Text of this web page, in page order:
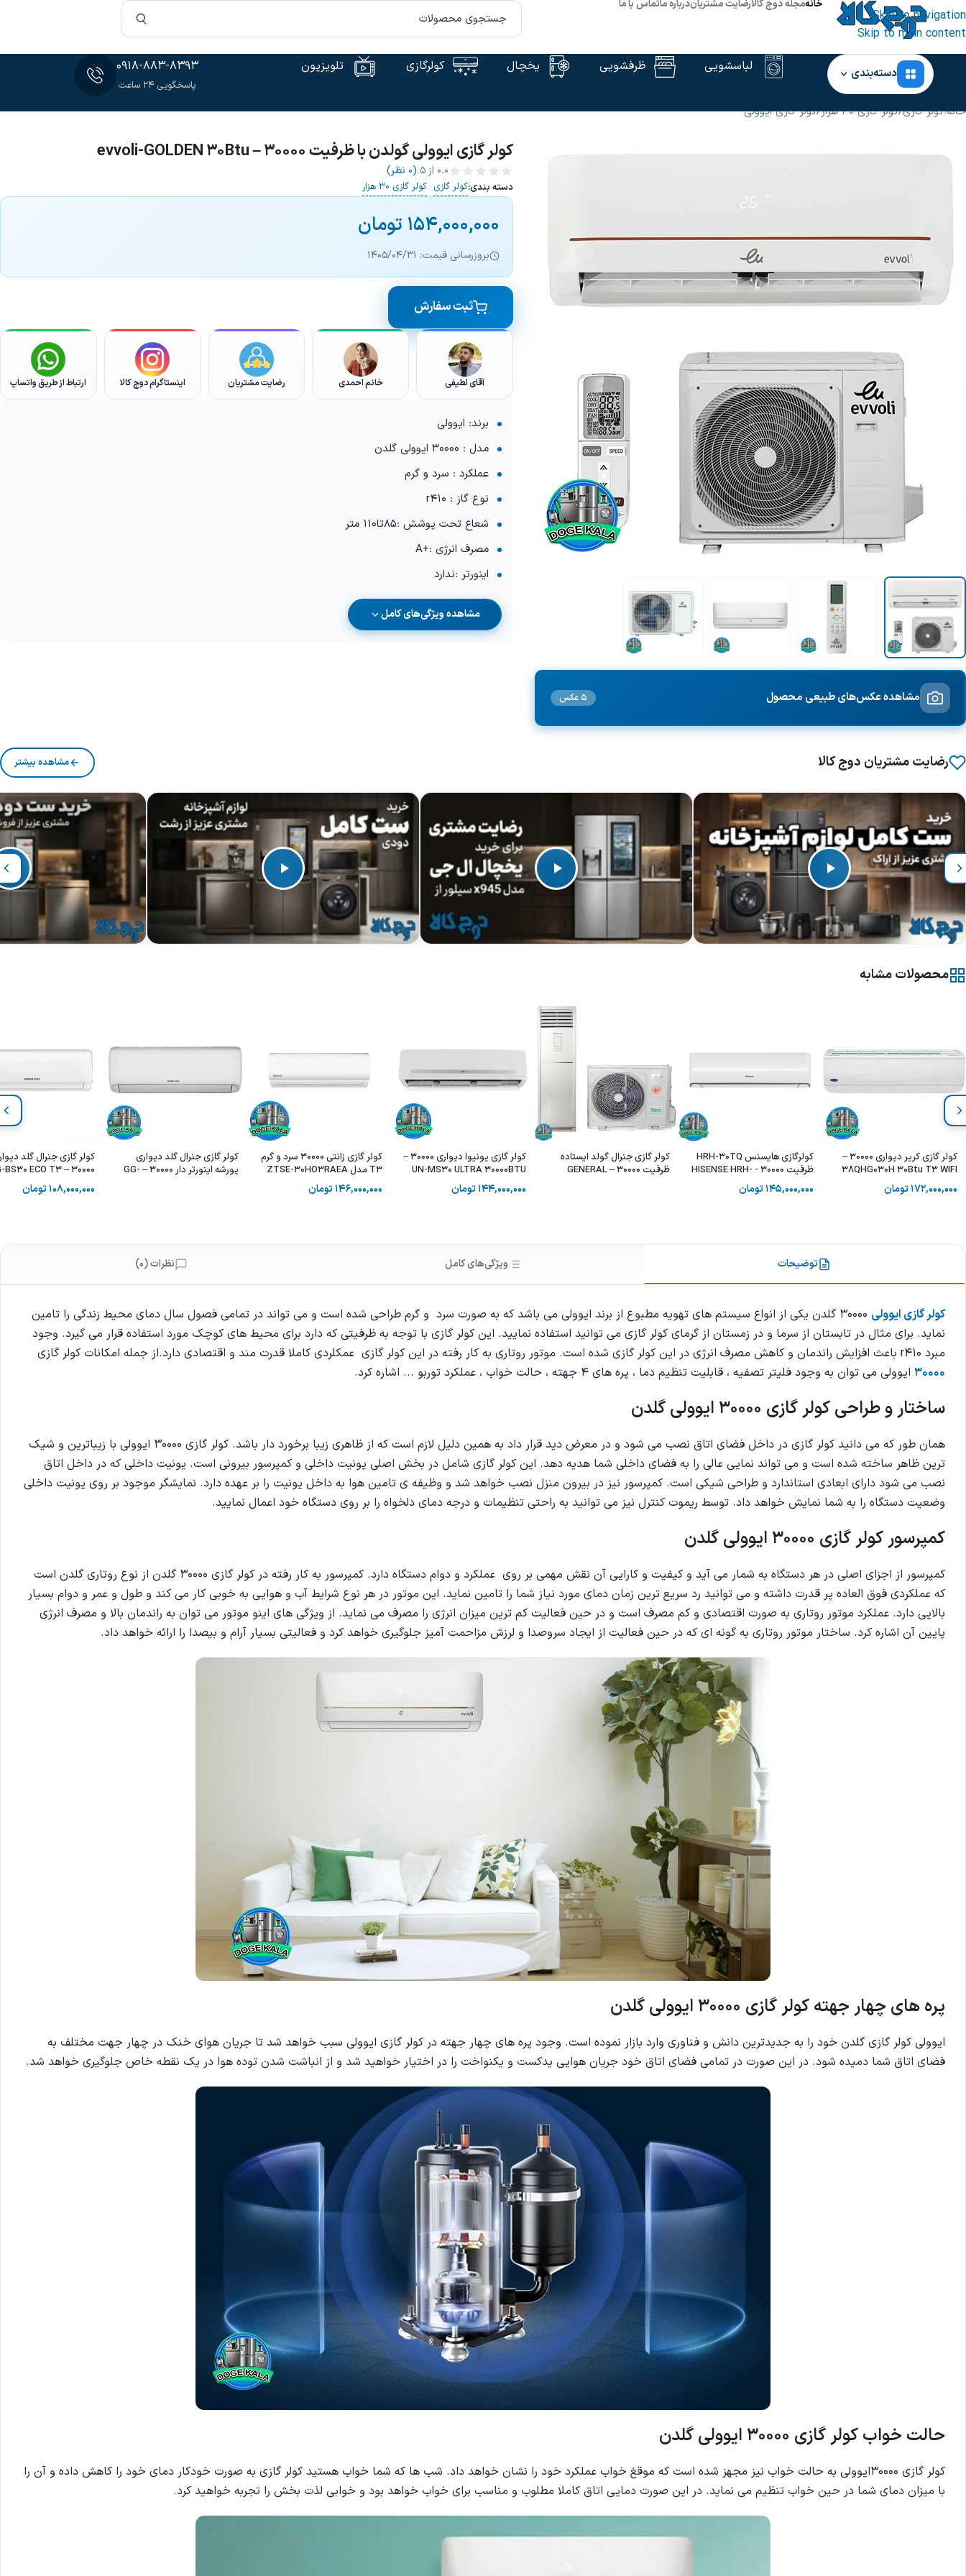
Skip to navigation
Skip to main content
خانهمجله دوج کالارضایت مشتریاندرباره ماتماس با ما
دسته‌بندی لباسشویی ظرفشویی یخچال کولرگازی تلویزیون 0918-883-8393
پاسخگویی 24 ساعت
خانه‹کولر گازی/کولر گازی 30 هزار /کولر گازی ایوولی
مشاهده عکس‌های طبیعی محصول 5 عکس
کولر گازی ایوولی گولدن با ظرفیت 30000 – evvoli-GOLDEN 30Btu
0.0 از ۵ (0 نظر)
دسته بندی:کولر گازی/کولر گازی 30 هزار
154,000,000 تومان
بروزرسانی قیمت: 1405/04/31
ثبت سفارش
آقای لطیفی خانم احمدی رضایت مشتریان اینستاگرام دوج کالا ارتباط از طریق واتساپ
برند: ایوولی
مدل : 30000 ایوولی گلدن
عملکرد : سرد و گرم
نوع گاز : r410
شعاع تحت پوشش :85تا110 متر
مصرف انرژی :+A
اینورتر :ندارد
مشاهده ویژگی‌های کامل
رضایت مشتریان دوج کالا مشاهده بیشتر
محصولات مشابه
کولر گازی کریر دیواری 30000 –
38QHG030H 30Btu T3 WIFI
172,000,000تومان
کولرگازی هایسنس HRH-30TQ
ظرفیت 30000 - HISENSE HRH-
145,000,000تومان
کولر گازی جنرال گولد ایستاده
ظرفیت 30000 – GENERAL
کولر گازی یونیوا دیواری 30000 –
UN-MS30 ULTRA 30000BTU
144,000,000تومان
کولر گازی زانتی 30000 سرد و گرم
T3 مدل ZTSE-30HO3RAEA
146,000,000تومان
کولر گازی جنرال گلد دیواری
پورشه اینورتر دار 30000 – GG-
کولر گازی جنرال گلد
30000 – GG-BS30 ECO T3
108,000,000تومان
توضیحات ویژگی‌های کامل نظرات (0)
کولر گازی ایوولی
30000 گلدن یکی از انواع سیستم های تهویه مطبوع از برند ایوولی می باشد که به صورت سرد و گرم طراحی شده است و می تواند در تمامی فصول سال دمای محیط زندگی را تامین
نماید. برای مثال در تابستان از سرما و در زمستان از گرمای کولر گازی می توانید استفاده نمایید. این کولر گازی با توجه به ظرفیتی که دارد برای محیط های کوچک مورد استفاده قرار می گیرد. وجود
مبرد r410 باعث افزایش راندمان و کاهش مصرف انرژی در این کولر گازی شده است. موتور روتاری به کار رفته در این کولر گازی عمکلردی کاملا قدرت مند و اقتصادی دارد.از جمله امکانات کولر گازی
30000 ایوولی می توان به وجود فلیتر تصفیه ، قابلیت تنظیم دما ، پره های 4 جهته ، حالت خواب ، عملکرد توربو ... اشاره کرد.
ساختار و طراحی کولر گازی 30000 ایوولی گلدن
همان طور که می دانید کولر گازی در داخل فضای اتاق نصب می شود و در معرض دید قرار داد به همین دلیل لازم است که از ظاهری زیبا برخورد دار باشد. کولر گازی 30000 ایوولی با زیباترین و شیک
ترین ظاهر ساخته شده است و می تواند نمایی عالی را به فضای داخلی شما هدیه دهد. این کولر گازی شامل در بخش اصلی یونیت داخلی و کمپرسور بیرونی است. یونیت داخلی که در داخل اتاق
نصب می شود دارای ابعادی استاندارد و طراحی شیکی است. کمپرسور نیز در بیرون منزل نصب خواهد شد و وظیفه ی تامین هوا به داخل یونیت را بر عهده دارد. نمایشگر موجود بر روی یونیت داخلی
وضعیت دستگاه را به شما نمایش خواهد داد. توسط ریموت کنترل نیز می توانید به راحتی تنظیمات و درجه دمای دلخواه را بر روی دستگاه خود اعمال نمایید.
کمپرسور کولر گازی 30000 ایوولی گلدن
کمپرسور از اجزای اصلی در هر دستگاه به شمار می آید و کیفیت و کارایی آن نقش مهمی بر روی عملکرد و دوام دستگاه دارد. کمپرسور به کار رفته در کولر گازی 30000 گلدن از نوع روتاری گلدن است
که عملکردی فوق العاده پر قدرت داشته و می توانید رد سریع ترین زمان دمای مورد نیاز شما را تامین نماید. این موتور در هر نوع شرایط آب و هوایی به خوبی کار می کند و طول و عمر و دوام بسیار
بالایی دارد. عملکرد موتور روتاری به صورت اقتصادی و کم مصرف است و در حین فعالیت کم ترین میزان انرژی را مصرف می نماید. از ویژگی های اینو موتور می توان به راندمان بالا و مصرف انرژی
پایین آن اشاره کرد. ساختار موتور روتاری به گونه ای که در حین فعالیت از ایجاد سروصدا و لرزش مزاحمت آمیز جلوگیری خواهد کرد و فعالیتی بسیار آرام و بیصدا را ارائه خواهد داد.
پره های چهار جهته کولر گازی 30000 ایوولی گلدن
ایوولی کولر گازی گلدن خود را به جدیدترین دانش و فناوری وارد بازار نموده است. وجود پره های چهار جهته در کولر گازی ایوولی سبب خواهد شد تا جریان هوای خنک در چهار جهت مختلف به
فضای اتاق شما دمیده شود. در این صورت در تمامی فضای اتاق خود جریان هوایی یدکست و یکنواخت را در اختیار خواهید شد و از انباشت شدن توده هوا در یک نقطه خاص جلوگیری خواهد شد.
حالت خواب کولر گازی 30000 ایوولی گلدن
کولر گازی 30000ایوولی به حالت خواب نیز مجهز شده است که موقغ خواب عملکرد خود را نشان خواهد داد. شب ها که شما خواب هستید کولر گازی به صورت خودکار دمای خود را کاهش داده و آن را
با میزان دمای شما در حین خواب تنظیم می نماید. در این صورت دمایی اتاق کاملا مطلوب و مناسب برای خواب خواهد بود و خوابی لذت بخش را تجربه خواهید کرد.